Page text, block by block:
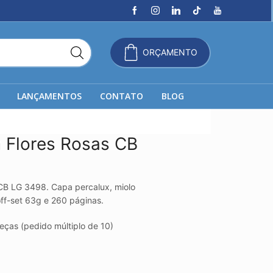
ORÇAMENTO
LANÇAMENTOS CONTATO BLOG
Rosas CB
LG 3498. Capa percalux, miolo
set 63g e 260 páginas.
(pedido múltiplo de 10)